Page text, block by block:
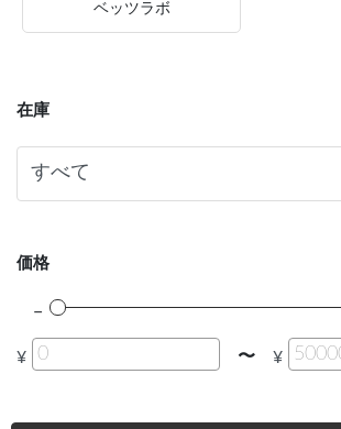
ベッツラボ
在庫
価格
¥ 〜 ¥